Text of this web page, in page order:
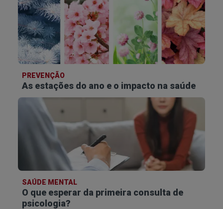
PREVENÇÃO
As estações do ano e o impacto na saúde
SAÚDE MENTAL
O que esperar da primeira consulta de
psicologia?